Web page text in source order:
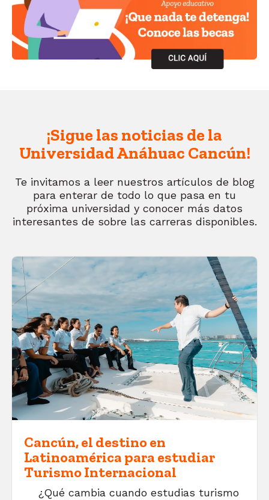
¡Sigue las noticias de la
Universidad Anáhuac Cancún!
Te invitamos a leer nuestros artículos de blog
para enterar de todo lo que pasa en tu
próxima universidad y conocer más datos
interesantes de sobre las carreras disponibles.
Cancún, el destino en
Latinoamérica para estudiar
Turismo Internacional
¿Qué cambia cuando estudias turismo